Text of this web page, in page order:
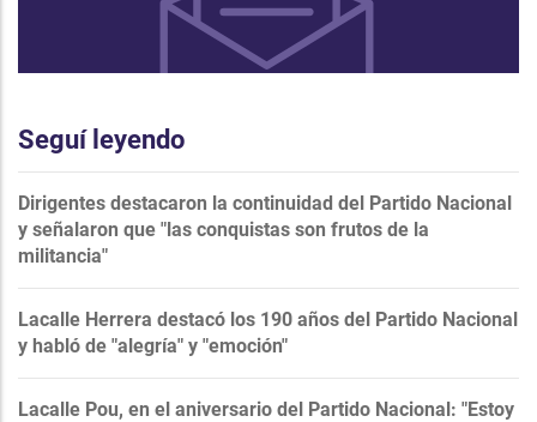
Seguí leyendo
Dirigentes destacaron la continuidad del Partido Nacional
y señalaron que "las conquistas son frutos de la
militancia"
Lacalle Herrera destacó los 190 años del Partido Nacional
y habló de "alegría" y "emoción"
Lacalle Pou, en el aniversario del Partido Nacional: "Estoy